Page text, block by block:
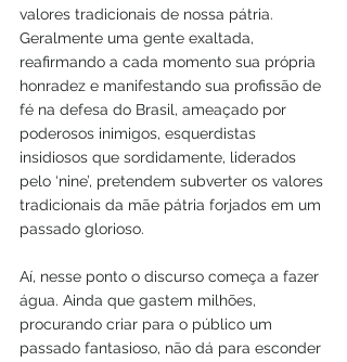
valores tradicionais de nossa pátria.
Geralmente uma gente exaltada,
reafirmando a cada momento sua própria
honradez e manifestando sua profissão de
fé na defesa do Brasil, ameaçado por
poderosos inimigos, esquerdistas
insidiosos que sordidamente, liderados
pelo ‘nine’, pretendem subverter os valores
tradicionais da mãe pátria forjados em um
passado glorioso.
Aí, nesse ponto o discurso começa a fazer
água. Ainda que gastem milhões,
procurando criar para o público um
passado fantasioso, não dá para esconder